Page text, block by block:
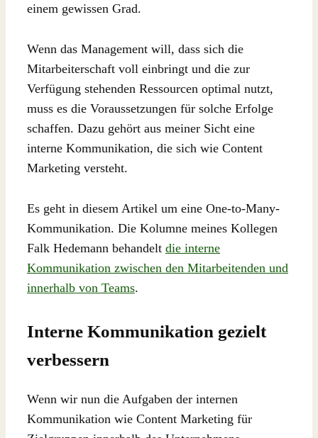
einem gewissen Grad.
Wenn das Management will, dass sich die
Mitarbeiterschaft voll einbringt und die zur
Verfügung stehenden Ressourcen optimal nutzt,
muss es die Voraussetzungen für solche Erfolge
schaffen. Dazu gehört aus meiner Sicht eine
interne Kommunikation, die sich wie Content
Marketing versteht.
Es geht in diesem Artikel um eine One-to-Many-
Kommunikation. Die Kolumne meines Kollegen
Falk Hedemann behandelt die interne
Kommunikation zwischen den Mitarbeitenden und
innerhalb von Teams.
Interne Kommunikation gezielt
verbessern
Wenn wir nun die Aufgaben der internen
Kommunikation wie Content Marketing für